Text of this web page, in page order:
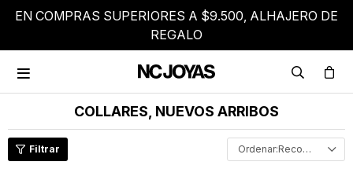
EN COMPRAS SUPERIORES A $9.500, ALHAJERO DE
REGALO

COLLARES, NUEVOS ARRIBOS
Recomendados